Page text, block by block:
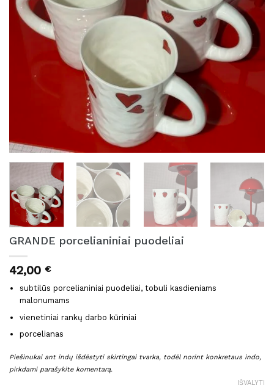
GRANDE porcelianiniai puodeliai
42,00 €
subtilūs porcelianiniai puodeliai, tobuli kasdieniams
malonumams
vienetiniai rankų darbo kūriniai
porcelianas
Piešinukai ant indų išdėstyti skirtingai tvarka, todėl norint konkretaus indo,
pirkdami parašykite komentarą.
IŠVALYTI